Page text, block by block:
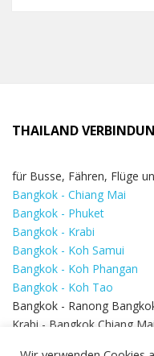
THAILAND
für Busse, Fähren, Flüge
Bangkok - Chiang Mai
Bangkok - Phuket
Bangkok - Krabi
Bangkok - Koh Samui
Bangkok - Koh Phangan
Bangkok - Koh Tao
Bangkok - Ranong
Krabi - Bangkok Chiang